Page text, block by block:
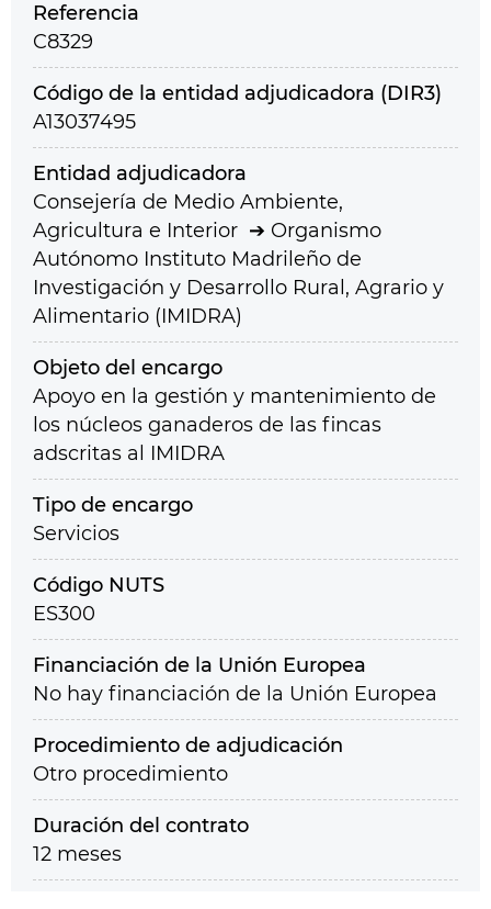
Referencia
C8329
Código de la entidad adjudicadora (DIR3)
A13037495
Entidad adjudicadora
Consejería de Medio Ambiente,
Agricultura e Interior
Organismo
Autónomo Instituto Madrileño de
Investigación y Desarrollo Rural, Agrario y
Alimentario (IMIDRA)
Objeto del encargo
Apoyo en la gestión y mantenimiento de
los núcleos ganaderos de las fincas
adscritas al IMIDRA
Tipo de encargo
Servicios
Código NUTS
ES300
Financiación de la Unión Europea
No hay financiación de la Unión Europea
Procedimiento de adjudicación
Otro procedimiento
Duración del contrato
12 meses